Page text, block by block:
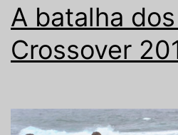
A batalha
Crossover